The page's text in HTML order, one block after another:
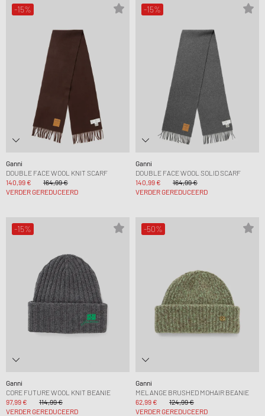
-15%
Ganni
DOUBLE FACE WOOL KNIT SCARF
140,99 €
164,99 €
VERDER GEREDUCEERD
-15%
Ganni
DOUBLE FACE WOOL SOLID SCARF
140,99 €
164,99 €
VERDER GEREDUCEERD
-15%
Ganni
CORE FUTURE WOOL KNIT BEANIE
97,99 €
114,99 €
VERDER GEREDUCEERD
-50%
Ganni
MELANGE BRUSHED MOHAIR BEANIE
62,99 €
124,99 €
VERDER GEREDUCEERD